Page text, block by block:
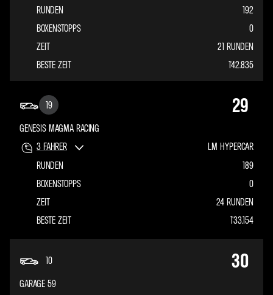
192
21 RUNDEN
0
1'42.835
RUNDEN
BOXENSTOPPS
ZEIT
BESTE ZEIT
29
19
3 FAHRER
GENESIS MAGMA RACING
LM HYPERCAR
189
24 RUNDEN
0
1'33.154
RUNDEN
BOXENSTOPPS
ZEIT
BESTE ZEIT
30
10
GARAGE 59